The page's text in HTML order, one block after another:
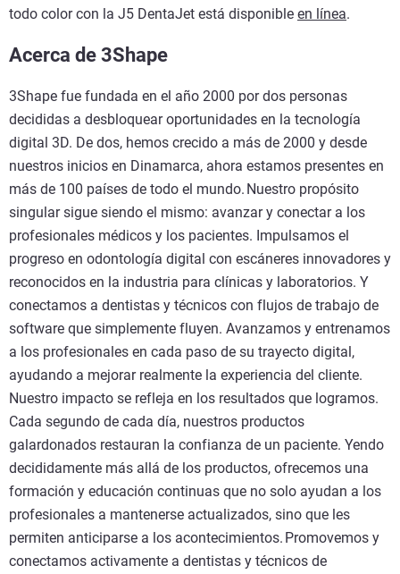
todo color con la J5 DentaJet está disponible en línea.
Acerca de 3Shape
3Shape fue fundada en el año 2000 por dos personas
decididas a desbloquear oportunidades en la tecnología
digital 3D. De dos, hemos crecido a más de 2000 y desde
nuestros inicios en Dinamarca, ahora estamos presentes en
más de 100 países de todo el mundo. Nuestro propósito
singular sigue siendo el mismo: avanzar y conectar a los
profesionales médicos y los pacientes. Impulsamos el
progreso en odontología digital con escáneres innovadores y
reconocidos en la industria para clínicas y laboratorios. Y
conectamos a dentistas y técnicos con flujos de trabajo de
software que simplemente fluyen. Avanzamos y entrenamos
a los profesionales en cada paso de su trayecto digital,
ayudando a mejorar realmente la experiencia del cliente.
Nuestro impacto se refleja en los resultados que logramos.
Cada segundo de cada día, nuestros productos
galardonados restauran la confianza de un paciente. Yendo
decididamente más allá de los productos, ofrecemos una
formación y educación continuas que no solo ayudan a los
profesionales a mantenerse actualizados, sino que les
permiten anticiparse a los acontecimientos. Promovemos y
conectamos activamente a dentistas y técnicos de